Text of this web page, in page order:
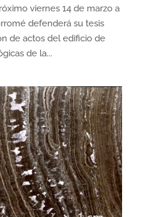
viernes 14 de marzo a
defenderá su tesis
de actos del edificio de
de la...